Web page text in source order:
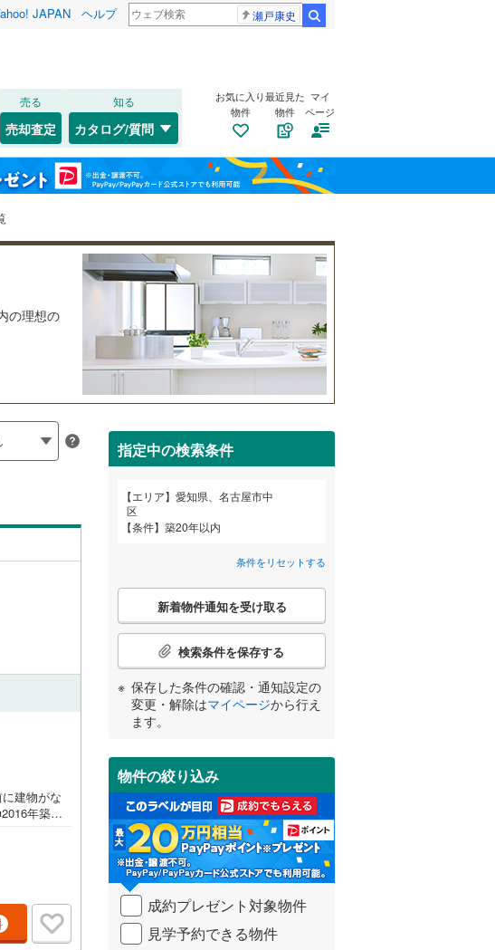
JAPAN ヘルプ 瀬戸康史
売る
売却査定
知る
カタログ/質問
お気に入り
物件
最近見た
物件
マイ
ページ
の理想の
建物がな
年築！
・ヤマナ
なし！夜
ます。事
ご相談く
指定中の検索条件
エリア
愛知県、名古屋市中
区
条件
築20年以内
条件をリセットする
こ
検
条
件
受
け
取
る
・
条
件
を
イ
ペ
新着物件通知を受け取る
検索条件を保存する
保存した条件の確認・通知設定の
変更・解除はマイページから行え
ます。
物件の絞り込み
成約プレゼント対象物件
見学予約できる物件
山形 福島
和歌山
口
鹿児島 沖縄
条件をリセットする
北区(13)
中区(102)
南区(1)
10
一宮市
)
碧南市(0)
犬山市( 0
東海市(2)
知立市(1)
(0
田原市(0)
北名古屋市
あま市(0)
西春日井郡豊山町(0)
海部郡大治町(0)
知多郡阿久比町 (0
知多郡美浜町 0 )
北設楽郡設楽町(0)
条件をリセットする
大井町(2)
上前津(2)
正木(5)
1
条件をリセットする
中央本線（JR東海）(51
) 東海道新幹線
(73) 名古屋市営地下鉄鶴舞線(62)
名古屋臨海高速鉄道あおなみ線(3)
愛知高速交通リニモ(
名鉄西尾線(0)
名鉄豊田線 ( 0
名鉄尾西線(0)
近鉄名古屋線
条件をリセットする
条件をリセットする
0）
自転車置き場 （21）
バイク置き場 （12 ）
防犯カメラ（13）
2階以上
制震構造 （2）
低層マンション（4階建て以
下）（ 0 ）
小学校まで1km以内（11）
ゲストルーム（1）
条件をリセットする
できます。
見る
見る